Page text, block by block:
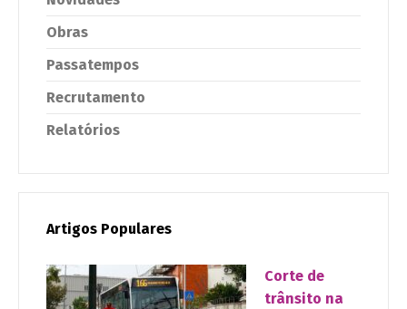
Obras
Passatempos
Recrutamento
Relatórios
Artigos Populares
Corte de
trânsito na